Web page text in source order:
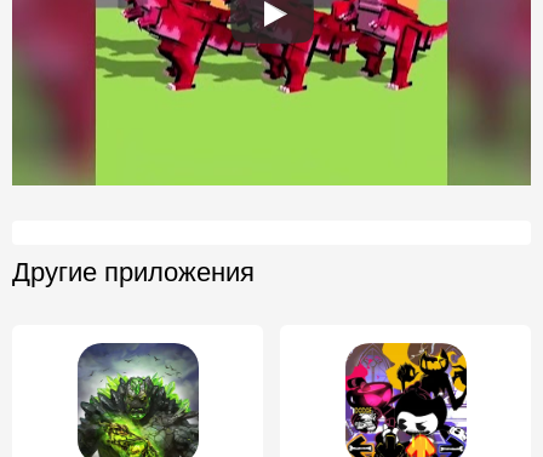
Другие приложения